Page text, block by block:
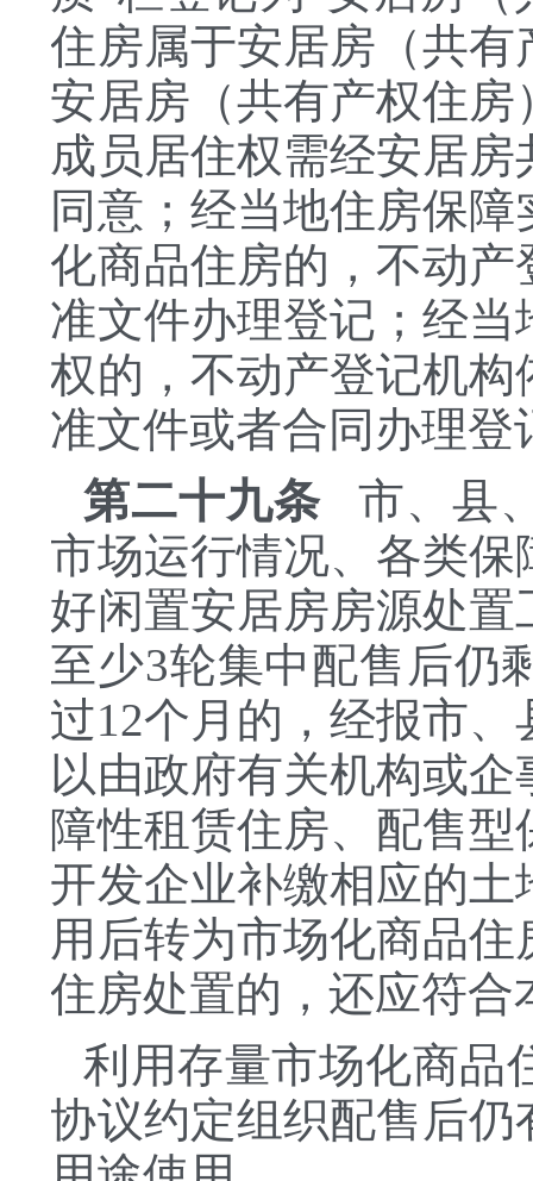
住房属于安居房（共
安居房（共有产权住
成员居住权需经安居
同意；经当地住房保
化商品住房的，不动
准文件办理登记；经
权的，不动产登记机
准文件或者合同办理登
第二十九条市、县、
市场运行情况、各类
好闲置安居房房源处
至少3轮集中配售后仍
过12个月的，经报市
以由政府有关机构或
障性租赁住房、配售
开发企业补缴相应的
用后转为市场化商品
住房处置的，还应符
利用存量市场化商品
协议约定组织配售后